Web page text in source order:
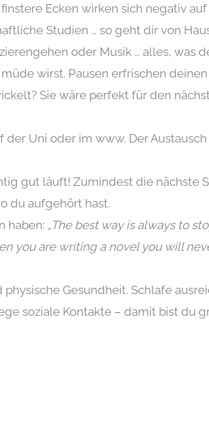
Ecken wirken sich negativ
Studien … so geht dir von
oder Musik … alles, was
wirst. Pausen erfrischen
Sie wäre perfekt für den
der Uni oder im www. Der
gut läuft! Zumindest die nächste
du aufgehört hast.
haben: „The best way is always to
you are writing a novel you will
Gesundheit. Schlafe
soziale Kontakte – damit bist du